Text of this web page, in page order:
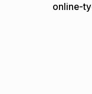
online-